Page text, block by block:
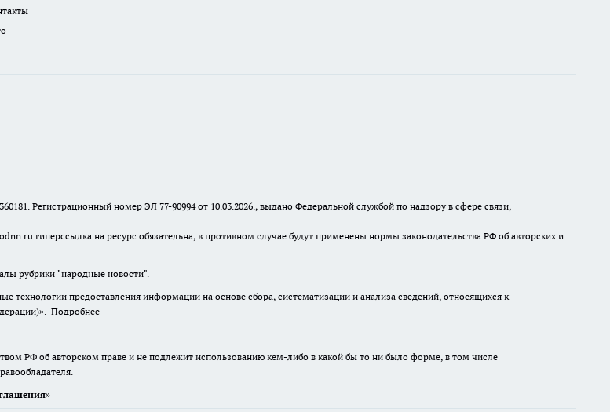
Регистрационный номер ЭЛ 77-90994 от 10.03.2026., выдано Федеральной службой по надзору в сфере связи,
гиперссылка на ресурс обязательна, в противном случае будут применены нормы законодательства РФ об авторских и
рубрики "народные новости".
предоставления информации на основе сбора, систематизации и анализа сведений, относящихся к
Подробнее
РФ об авторском праве и не подлежит использованию кем-либо в какой бы то ни было форме, в том числе
»